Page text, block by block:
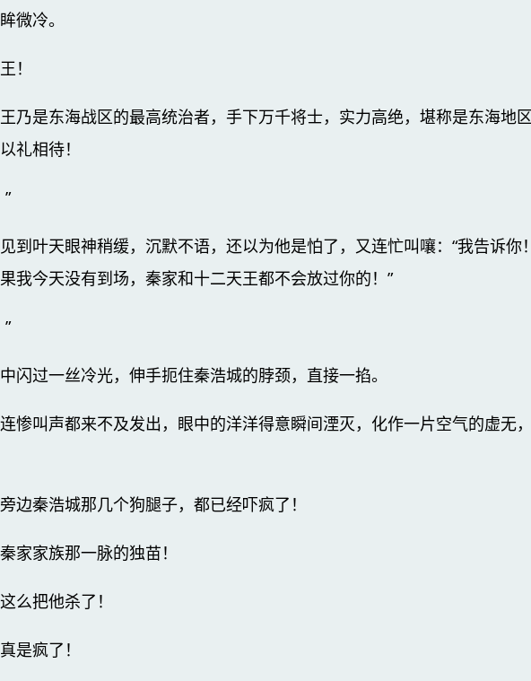
微冷。
！
乃是东海战区的最高统治者，手下万千将士，实力高绝，堪称是东海地
礼相待！
到叶天眼神稍缓，沉默不语，还以为他是怕了，又连忙叫嚷：“我告诉
我今天没有到场，秦家和十二天王都不会放过你的！”
闪过一丝冷光，伸手扼住秦浩城的脖颈，直接一掐。
惨叫声都来不及发出，眼中的洋洋得意瞬间湮灭，化作一片空气的虚无
边秦浩城那几个狗腿子，都已经吓疯了！
家家族那一脉的独苗！
么把他杀了！
是疯了！